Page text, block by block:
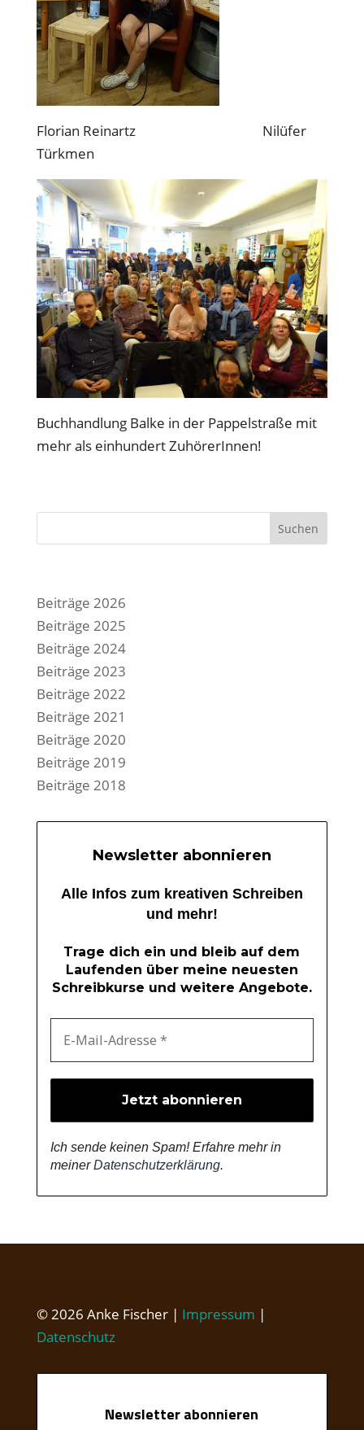
Florian Reinartz Nilüfer
Türkmen
Buchhandlung Balke in der Pappelstraße mit
mehr als einhundert ZuhörerInnen!
Suchen
Beiträge 2026
Beiträge 2025
Beiträge 2024
Beiträge 2023
Beiträge 2022
Beiträge 2021
Beiträge 2020
Beiträge 2019
Beiträge 2018
Newsletter abonnieren
Alle Infos zum kreativen Schreiben
und mehr!
Trage dich ein und bleib auf dem
Laufenden über meine neuesten
Schreibkurse und weitere Angebote.
Ich sende keinen Spam! Erfahre mehr in
meinerDatenschutzerklärung.
© 2026 Anke Fischer | Impressum |
Datenschutz
Newsletter abonnieren